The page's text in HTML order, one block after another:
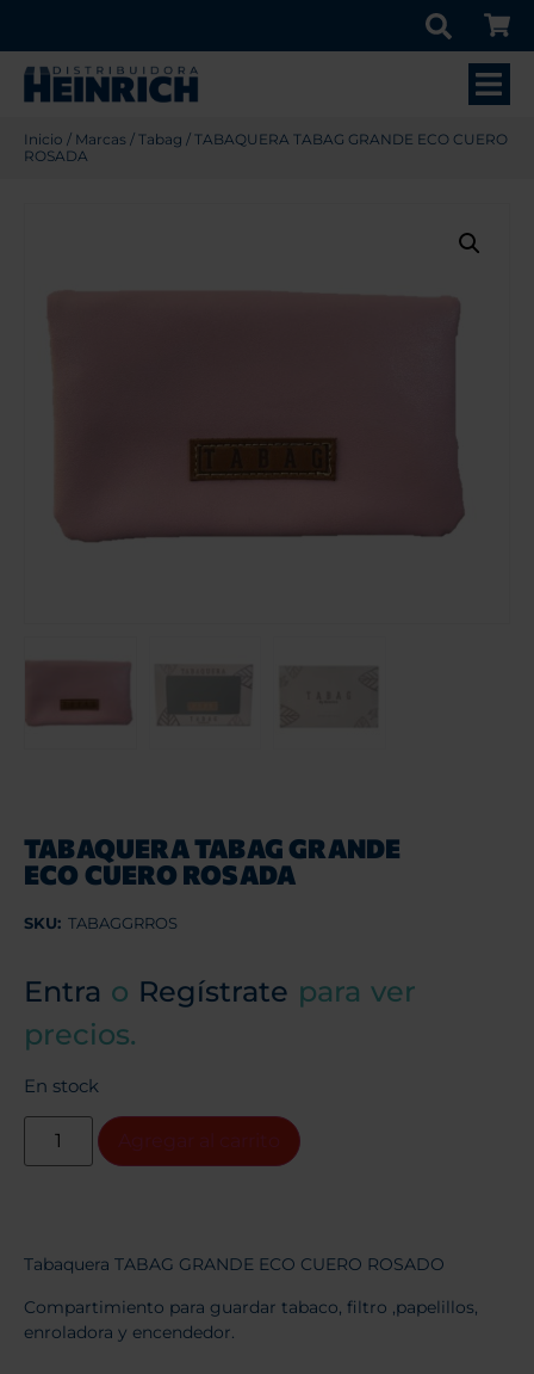
Inicio / Marcas / Tabag / TABAQUERA TABAG GRANDE ECO CUERO
ROSADA
TABAQUERA TABAG GRANDE
ECO CUERO ROSADA
SKU: TABAGGRROS
Entra o Regístrate para ver
precios.
En stock
Tabaquera TABAG GRANDE ECO CUERO ROSADO
Compartimiento para guardar tabaco, filtro ,papelillos,
enroladora y encendedor.